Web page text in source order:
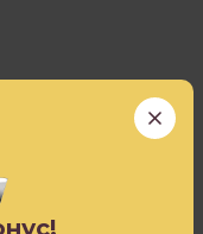
саме для